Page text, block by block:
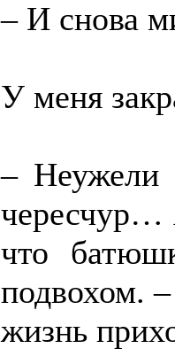
– И снова
У меня
– Неужели
чересчур…
что
подвохом.
жизнь